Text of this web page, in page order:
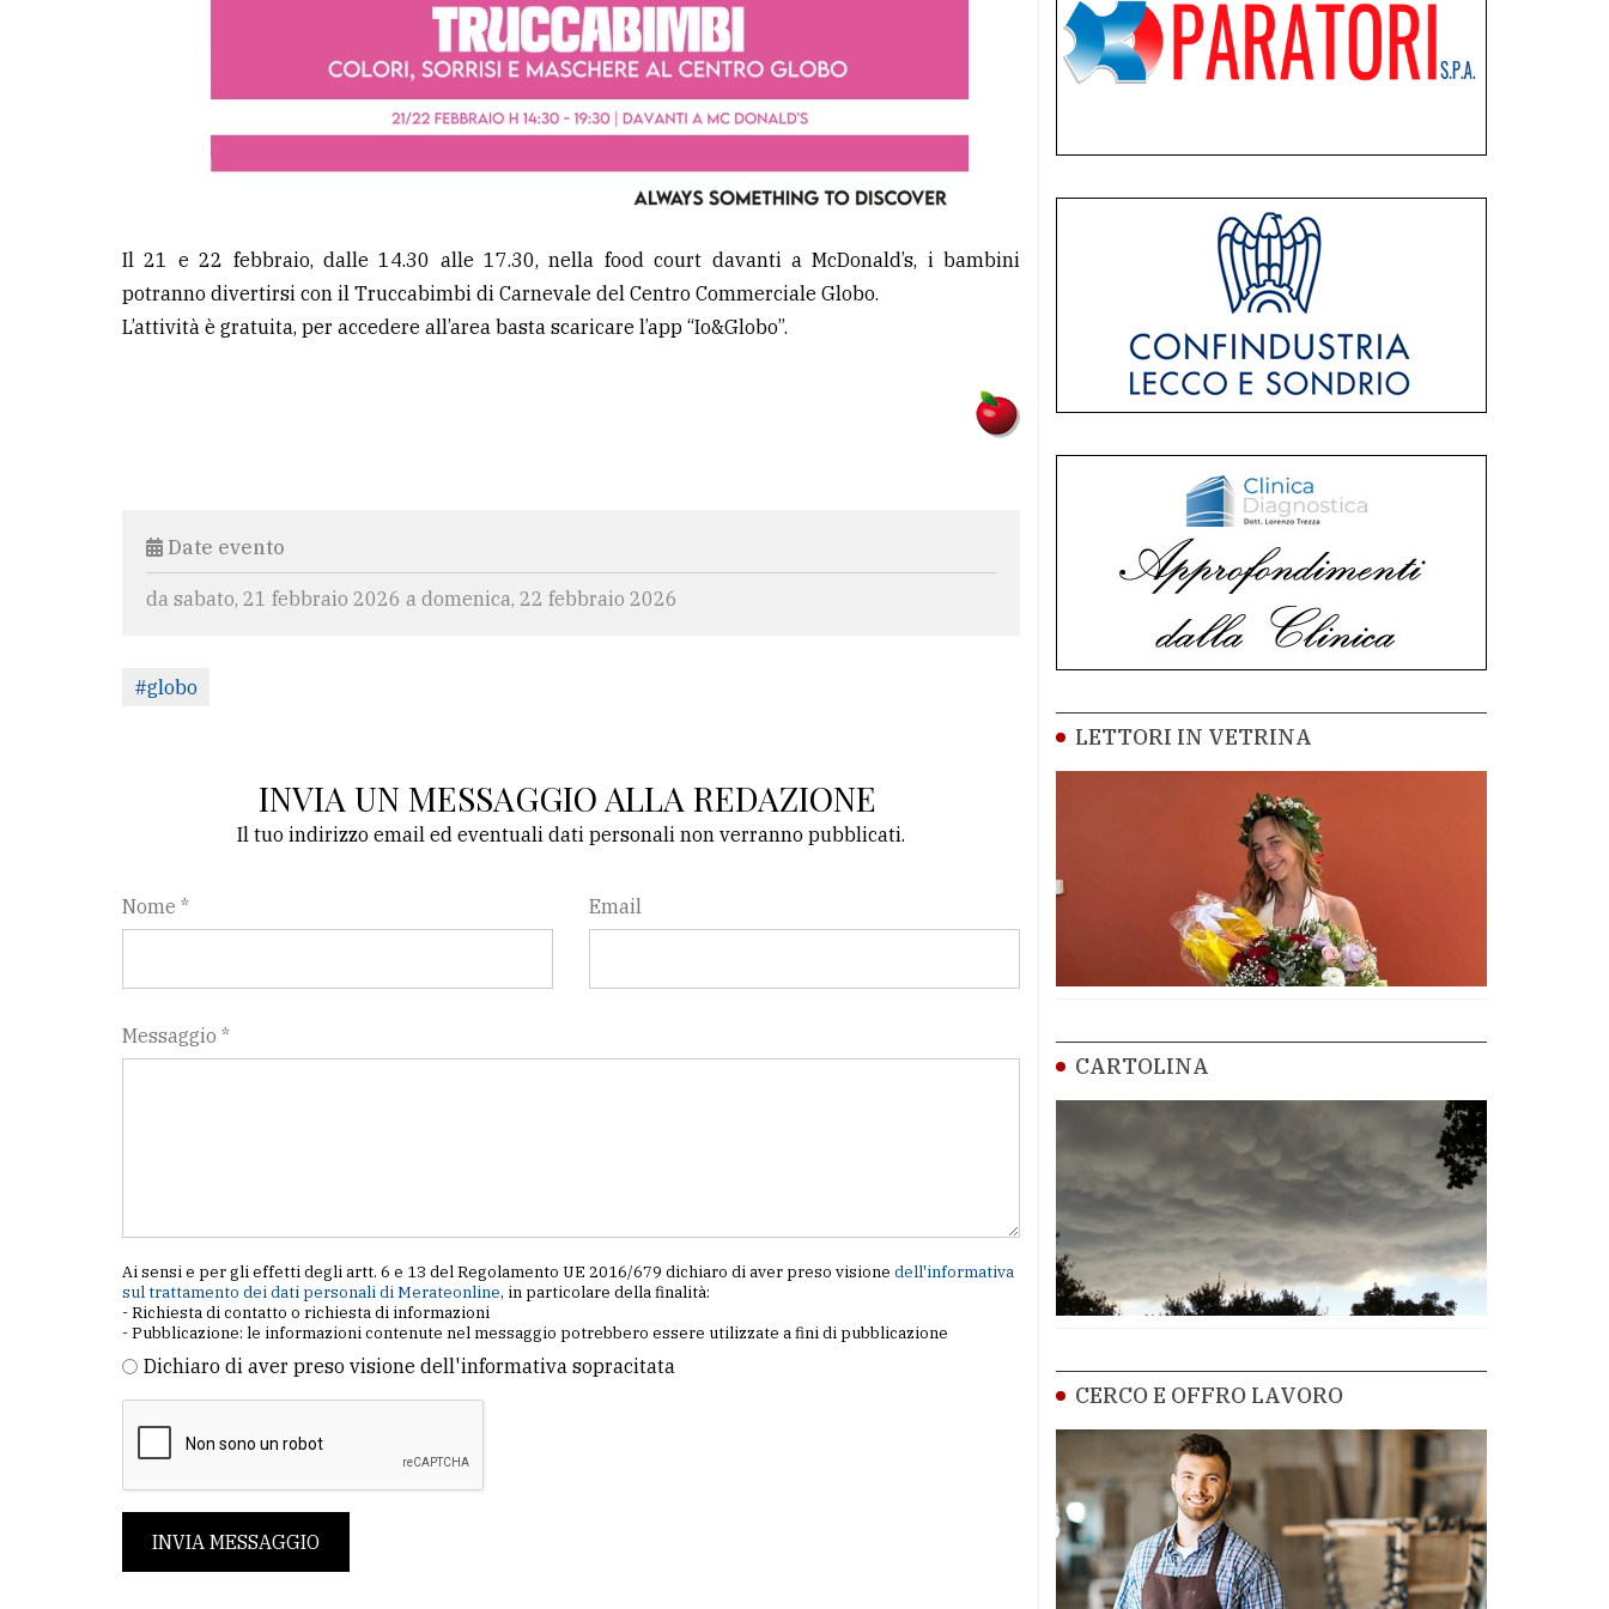
Il 21 e 22 febbraio, dalle 14.30 alle 17.30, nella food court davanti a McDonald’s, i bambini
potranno divertirsi con il Truccabimbi di Carnevale del Centro Commerciale Globo.
L’attività è gratuita, per accedere all’area basta scaricare l’app “Io&Globo”.
Date evento
da sabato, 21 febbraio 2026 a domenica, 22 febbraio 2026
#globo
INVIA UN MESSAGGIO ALLA REDAZIONE
Il tuo indirizzo email ed eventuali dati personali non verranno pubblicati.
Nome * Email
Messaggio *
Ai sensi e per gli effetti degli artt. 6 e 13 del Regolamento UE 2016/679 dichiaro di aver preso visione dell'informativa
sul trattamento dei dati personali di Merateonline, in particolare della finalità:
- Richiesta di contatto o richiesta di informazioni
- Pubblicazione: le informazioni contenute nel messaggio potrebbero essere utilizzate a fini di pubblicazione
Dichiaro di aver preso visione dell'informativa sopracitata
INVIA MESSAGGIO
LETTORI IN VETRINA
CARTOLINA
CERCO E OFFRO LAVORO